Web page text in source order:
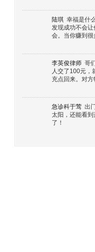
陆琪 幸福是什
发现成功不会
会。当你赚到
李英俊律师 哥
人交了100元，
充点回来。对
急诊科于莺 出
太阳，还能看
了！